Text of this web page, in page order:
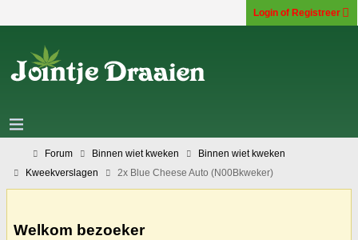
Login of Registreer
Forum Binnen wiet kweken
Binnen wiet kweken
Kweekverslagen
2x Blue Cheese Auto (N00Bkweker)
Welkom bezoeker